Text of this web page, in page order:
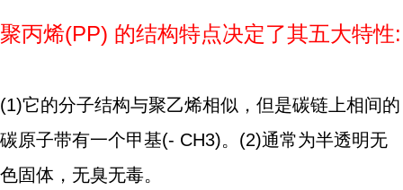
聚丙烯(PP) 的结构特点决定了其五大特性:
(1)它的分子结构与聚乙烯相似，但是碳链上相间的
碳原子带有一个甲基(- CH3)。(2)通常为半透明无
色固体，无臭无毒。